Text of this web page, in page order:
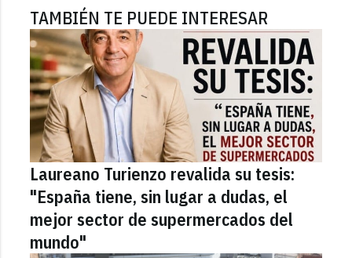
TAMBIÉN TE PUEDE INTERESAR
Laureano Turienzo revalida su tesis:
"España tiene, sin lugar a dudas, el
mejor sector de supermercados del
mundo"